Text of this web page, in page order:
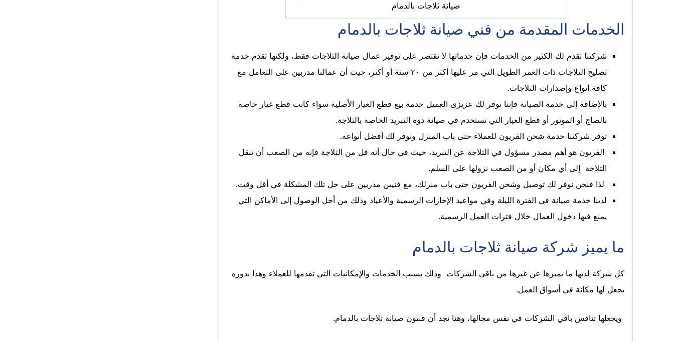
صيانة ثلاجات بالدمام
الخدمات المقدمة من فني صيانة ثلاجات بالدمام
شركتنا تقدم لك الكثير من الخدمات فإن خدماتها لا تقتصر على توفير عمال صيانة الثلاجات فقط، ولكنها تقدم خدمة
تصليح الثلاجات ذات العمر الطويل التي مر عليها أكثر من ٢٠ سنة أو أكثر، حيث أن عمالنا مدربين على التعامل مع
كافة أنواع وإصدارات الثلاجات.
بالإضافة إلى خدمة الصيانة فإننا نوفر لك عزيزى العميل خدمة بيع قطع الغيار الأصلية سواء كانت قطع غيار خاصة
بالصاج أو الموتور أو قطع الغيار التي تستخدم في صيانة دوة التبريد الخاصة بالثلاجة.
توفر شركتنا خدمة شحن الفريون للعملاء حتى باب المنزل ونوفر لك أفضل أنواعه.
الفريون هو أهم مصدر مسؤول في الثلاجة عن التبريد، حيث في حال أنه قل من الثلاجة فإنه من الصعب أن تنقل
الثلاجة إلى أي مكان أو من الصعب نزولها على السلم.
لذا فنحن نوفر لك توصيل وشحن الفريون حتى باب منزلك، مع فنيين مدربين على حل تلك المشكلة في أقل وقت.
لدينا خدمة صيانة في الفترة الليلة وفي مواعيد الإجازات الرسمية والأعياد وذلك من أجل الوصول إلى الأماكن التي
يمنع فيها دخول العمال خلال فترات العمل الرسمية.
ما يميز شركة صيانة ثلاجات بالدمام
كل شركة لديها ما يميزها عن غيرها من باقي الشركات وذلك بسبب الخدمات والإمكانيات التي تقدمها للعملاء وهذا بدوره
يجعل لها مكانة في أسواق العمل.
ويجعلها تنافس باقي الشركات في نفس مجالها، وهنا نجد أن فنيون صيانة ثلاجات بالدمام.